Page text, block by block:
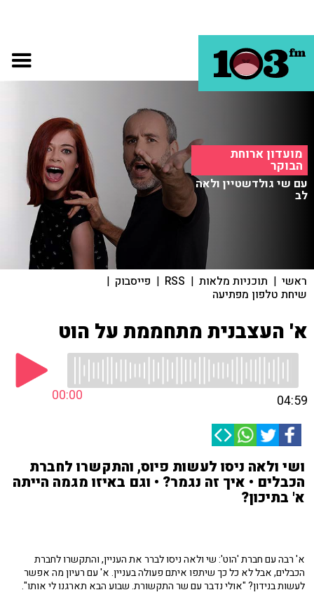
מועדון ארוחת
הבוקר
עם שי גולדשטיין ולאה
לב
ראשי | תוכניות מלאות |
RSS
| פייסבוק |
שיחת טלפון מפתיעה
א' העצבנית מתחממת על הוט
00:00 04:59
ושי ולאה ניסו לעשות פיוס, והתקשרו לחברת
הכבלים • איך זה נגמר? • וגם באיזו מגמה הייתה
א' בתיכון?
א' רבה עם חברת 'הוט': שי ולאה ניסו לברר את העניין, והתקשרו לחברת
הכבלים, אבל לא כל כך שיתפו איתם פעולה בעניין. א' עם רעיון מה אפשר
לעשות בנידון? "אולי נדבר עם שר התקשורת. שבוע הבא תארגנו לי אותו".